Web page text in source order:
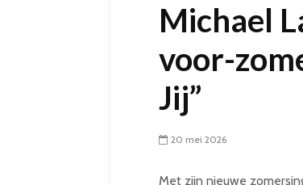
Michael
voor-
Jij”
20 mei 2026
Met zijn nieuwe